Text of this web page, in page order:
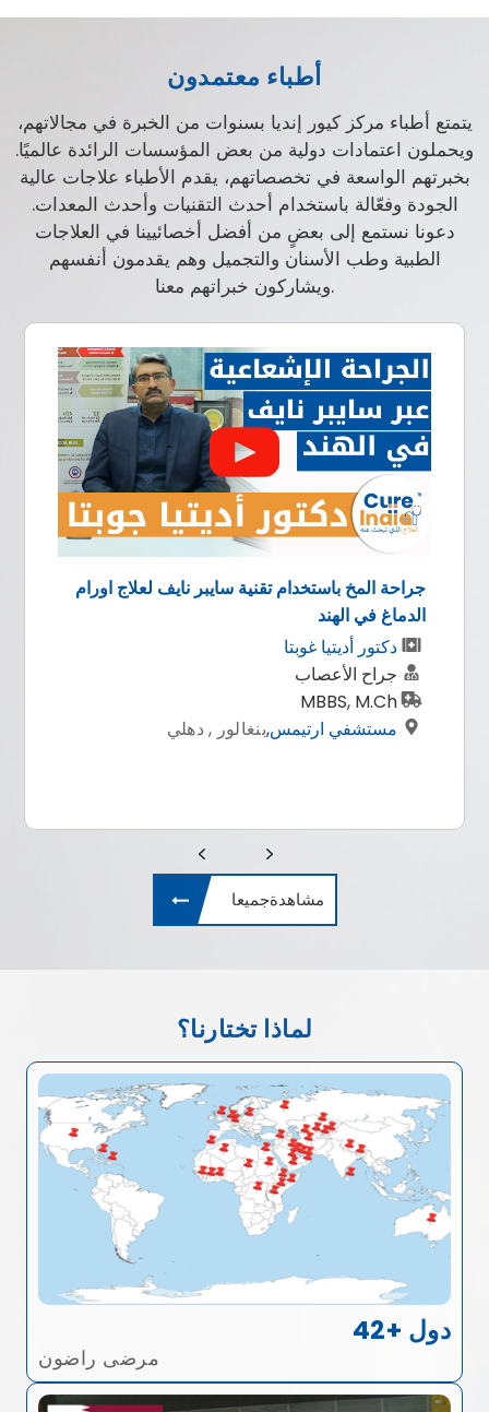
أطباء معتمدون
يتمتع أطباء مركز كيور إنديا بسنوات من الخبرة في مجالاتهم،
ويحملون اعتمادات دولية من بعض المؤسسات الرائدة عالميًا.
بخبرتهم الواسعة في تخصصاتهم، يقدم الأطباء علاجات عالية
الجودة وفعّالة باستخدام أحدث التقنيات وأحدث المعدات.
دعونا نستمع إلى بعضٍ من أفضل أخصائيينا في العلاجات
الطبية وطب الأسنان والتجميل وهم يقدمون أنفسهم
ويشاركون خبراتهم معنا.
جراحة المخ باستخدام تقنية سايبر نايف لعلاج اورام
الدماغ في الهند
دكتور أديتيا غوبتا
جراح الأعصاب
MBBS, M.Ch
مستشفي ارتيمس,بنغالور , دهلي
مشاهدةجميعا
لماذا تختارنا؟
42+ دول
مرضى راضون